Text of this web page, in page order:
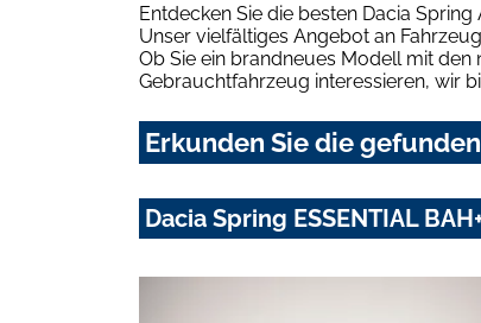
Entdecken Sie die besten Dacia
Unser vielfältiges Angebot an
Ob Sie ein brandneues Modell mit
Gebrauchtfahrzeug interessieren, wir
Erkunden Sie die
Dacia Spring ESSENTIAL